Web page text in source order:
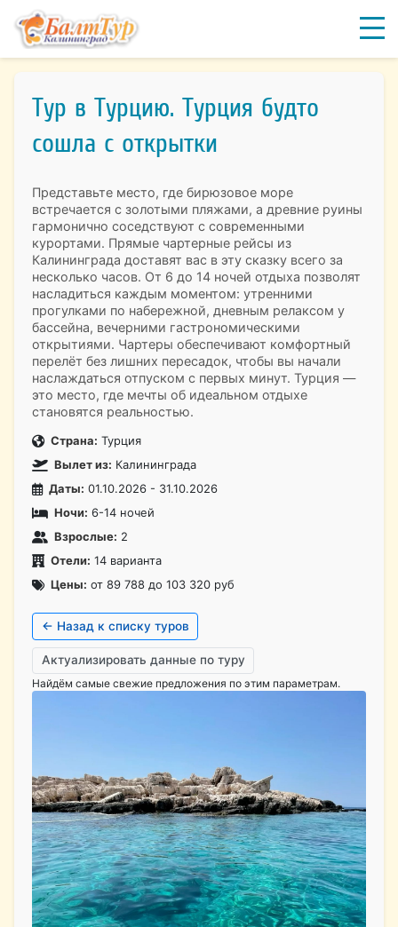
Тур в Турцию. Турция будто
сошла с открытки
Представьте место, где бирюзовое море
встречается с золотыми пляжами, а древние руины
гармонично соседствуют с современными
курортами. Прямые чартерные рейсы из
Калининграда доставят вас в эту сказку всего за
несколько часов. От 6 до 14 ночей отдыха позволят
насладиться каждым моментом: утренними
прогулками по набережной, дневным релаксом у
бассейна, вечерними гастрономическими
открытиями. Чартеры обеспечивают комфортный
перелёт без лишних пересадок, чтобы вы начали
наслаждаться отпуском с первых минут. Турция —
это место, где мечты об идеальном отдыхе
становятся реальностью.
Страна: Турция
Вылет из: Калининграда
Даты: 01.10.2026 - 31.10.2026
Ночи: 6-14 ночей
Взрослые: 2
Отели: 14 варианта
Цены: от 89 788 до 103 320 руб
← Назад к списку туров
Актуализировать данные по туру
Найдём самые свежие предложения по этим параметрам.